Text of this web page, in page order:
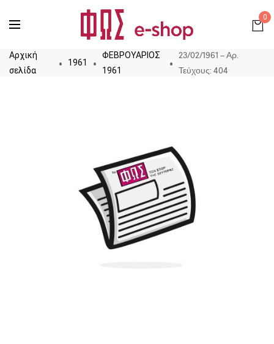
0
Αρχική
σελίδα
1961
ΦΕΒΡΟΥΑΡΙΟΣ
1961
23/02/1961 – Αρ.
Τεύχους: 404